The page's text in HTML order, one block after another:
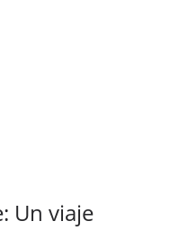
Un viaje